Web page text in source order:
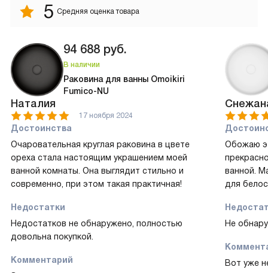
5 Средняя оценка товара
94 688 руб.
В наличии
Раковина для ванны Omoikiri
Fumico-NU
Наталия
17 ноября 2024
Достоинства
Очаровательная круглая раковина в цвете
ореха стала настоящим украшением моей
ванной комнаты. Она выглядит стильно и
современно, при этом такая практичная!
Недостатки
Недостатков не обнаружено, полностью
довольна покупкой.
Комментарий
Обожаю
ванной.
для
Не
Вот уже